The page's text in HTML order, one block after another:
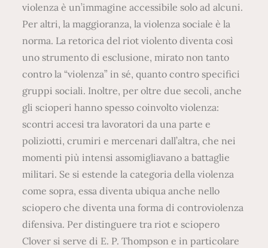
violenza è un’immagine accessibile solo ad alcuni.
Per altri, la maggioranza, la violenza sociale è la
norma. La retorica del riot violento diventa così
uno strumento di esclusione, mirato non tanto
contro la “violenza” in sé, quanto contro specifici
gruppi sociali. Inoltre, per oltre due secoli, anche
gli scioperi hanno spesso coinvolto violenza:
scontri accesi tra lavoratori da una parte e
poliziotti, crumiri e mercenari dall’altra, che nei
momenti più intensi assomigliavano a battaglie
militari. Se si estende la categoria della violenza
come sopra, essa diventa ubiqua anche nello
sciopero che diventa una forma di controviolenza
difensiva. Per distinguere tra riot e sciopero
Clover si serve di E. P. Thompson e in particolare